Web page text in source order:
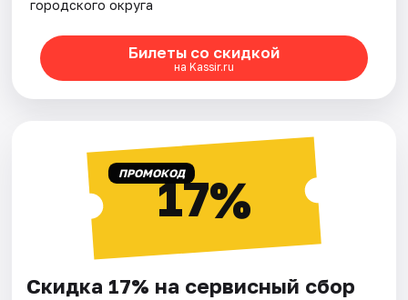
городского округа
Билеты со скидкой
на Kassir.ru
ПРОМОКОД17%
Скидка 17% на сервисный сбор